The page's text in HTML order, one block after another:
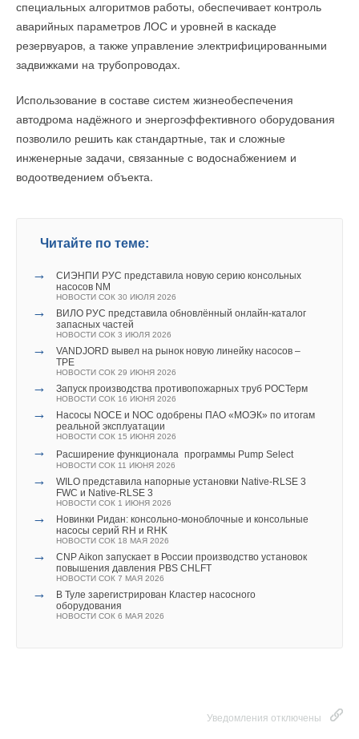
специальных алгоритмов работы, обеспечивает контроль
аварийных параметров ЛОС и уровней в каскаде
резервуаров, а также управление электрифицированными
задвижками на трубопроводах.
Использование в составе систем жизнеобеспечения
автодрома надёжного и энергоэффективного оборудования
позволило решить как стандартные, так и сложные
инженерные задачи, связанные с водоснабжением и
водоотведением объекта.
Читайте по теме:
→
СИЭНПИ РУС представила новую серию консольных
насосов NM
НОВОСТИ СОК 30 ИЮЛЯ 2026
→
ВИЛО РУС представила обновлённый онлайн‑каталог
запасных частей
НОВОСТИ СОК 3 ИЮЛЯ 2026
→
VANDJORD вывел на рынок новую линейку насосов –
TPE
НОВОСТИ СОК 29 ИЮНЯ 2026
→ Запуск производства противопожарных труб РОСТерм
НОВОСТИ СОК 16 ИЮНЯ 2026
→
Насосы NOCE и NOC одобрены ПАО «МОЭК» по итогам
реальной эксплуатации
НОВОСТИ СОК 15 ИЮНЯ 2026
→ Расширение функционала программы Pump Select
НОВОСТИ СОК 11 ИЮНЯ 2026
→
WILO представила напорные установки Native‑RLSE 3
FWC и Native‑RLSE 3
НОВОСТИ СОК 1 ИЮНЯ 2026
→
Новинки Ридан: консольно-моноблочные и консольные
насосы серий RH и RHK
НОВОСТИ СОК 18 МАЯ 2026
→
CNP Aikon запускает в России производство установок
повышения давления PBS CHLFT
НОВОСТИ СОК 7 МАЯ 2026
→
В Туле зарегистрирован Кластер насосного
оборудования
НОВОСТИ СОК 6 МАЯ 2026
Уведомления отключены